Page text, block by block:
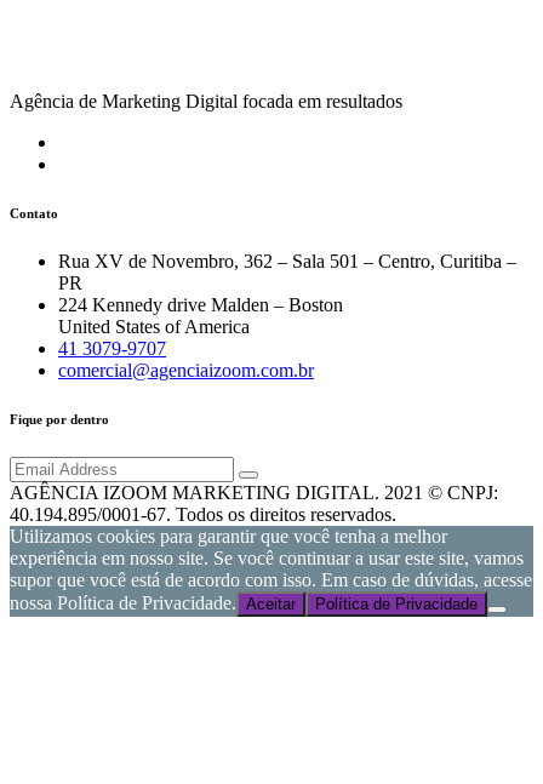
Agência de Marketing Digital focada em resultados
Contato
Rua XV de Novembro, 362 – Sala 501 – Centro, Curitiba –
PR
224 Kennedy drive Malden – Boston
United States of America
41 3079-9707
comercial@agenciaizoom.com.br
Fique por dentro
AGÊNCIA IZOOM MARKETING DIGITAL. 2021 © CNPJ:
40.194.895/0001-67. Todos os direitos reservados.
Utilizamos cookies para garantir que você tenha a melhor
experiência em nosso site. Se você continuar a usar este site, vamos
supor que você está de acordo com isso. Em caso de dúvidas, acesse
nossa Política de Privacidade. Aceitar Política de Privacidade